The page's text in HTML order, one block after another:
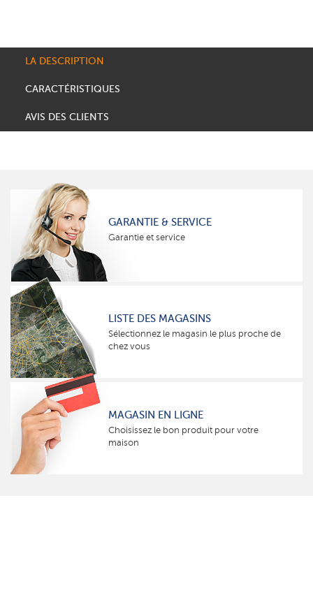
LA DESCRIPTION
CARACTÉRISTIQUES
AVIS DES CLIENTS
GARANTIE & SERVICE
Garantie et service
LISTE DES MAGASINS
Sélectionnez le magasin le plus proche de
chez vous
MAGASIN EN LIGNE
Choisissez le bon produit pour votre
maison